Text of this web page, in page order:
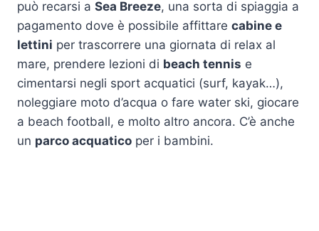
può recarsi a Sea Breeze, una sorta di spiaggia a
pagamento dove è possibile affittare cabine e
lettini per trascorrere una giornata di relax al
mare, prendere lezioni di beach tennis e
cimentarsi negli sport acquatici (surf, kayak…),
noleggiare moto d’acqua o fare water ski, giocare
a beach football, e molto altro ancora. C’è anche
un parco acquatico per i bambini.